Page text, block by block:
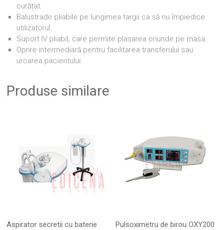
curățat.
Balustrade pliabile pe lungimea targii ca să nu împiedice
utilizatorul.
Suport IV pliabil, care permite plasarea oriunde pe masa.
Oprire intermediară pentru facilitarea transferului sau
urcarea pacientului.
Produse similare
Aspirator secretii cu baterie
Pulsoximetru de birou OXY200